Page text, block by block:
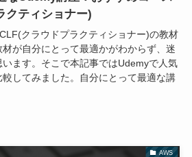
クティショナー)
クラウドプラクティショナー)の教材
が自分にとって最適かがわからず、迷
ます。そこで本記事ではUdemyで人気
してみました。自分にとって最適な講
AWS